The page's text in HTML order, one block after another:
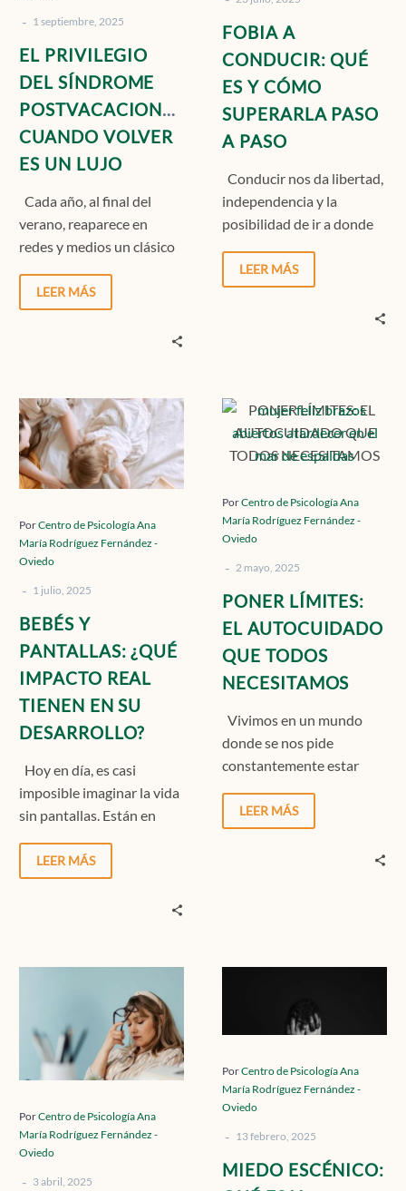
LUJO
- 1 septiembre, 2025
EL PRIVILEGIO
DEL SÍNDROME
POSTVACACIONAL:
CUANDO VOLVER
ES UN LUJO
Cada año, al final del
verano, reaparece en
redes y medios un clásico
síndrome…
LEER MÁS
FOBIA A
CONDUCIR: QUÉ
ES Y CÓMO
SUPERARLA PASO
A PASO
Conducir nos da libertad,
independencia y la
posibilidad de ir a donde
muchas personas, solo
pensar…
LEER MÁS
BEBÉS
Y
PANTALLAS:
¿QUÉ
REAL
TIENEN
PorCentro de Psicología Ana
María Rodríguez Fernández -
Oviedo
- 1 julio, 2025
BEBÉS Y
PANTALLAS: ¿QUÉ
IMPACTO REAL
TIENEN EN SU
DESARROLLO?
Hoy en día, es casi
imposible imaginar la vida
sin pantallas. Están en
nuestras casas, en…
LEER MÁS
PONER
LÍMITES:
EL
QUE
TODOS
PorCentro de Psicología Ana
María Rodríguez Fernández -
Oviedo
- 2 mayo, 2025
PONER LÍMITES:
EL AUTOCUIDADO
QUE TODOS
NECESITAMOS
Vivimos en un mundo
donde se nos pide
constantemente estar
demás. Ya sea en el
trabajo,…
LEER MÁS
NOS
AFECTA
EL
CAMBIO
HORA
DE
PorCentro de Psicología Ana
María Rodríguez Fernández -
Oviedo
- 3 abril, 2025
QUÉ
Y
TÉCNICAS
SUPERARLO
PorCentro de Psicología Ana
María Rodríguez Fernández -
Oviedo
- 13 febrero, 2025
MIEDO ESCÉNICO: